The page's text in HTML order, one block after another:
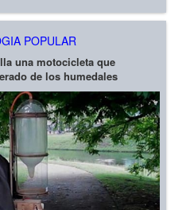
POPULAR
una motocicleta que
de los humedales